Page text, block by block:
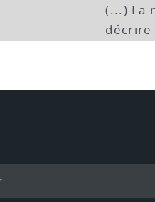
(...) La
décrire